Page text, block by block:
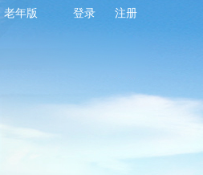
老年版 登录 注册